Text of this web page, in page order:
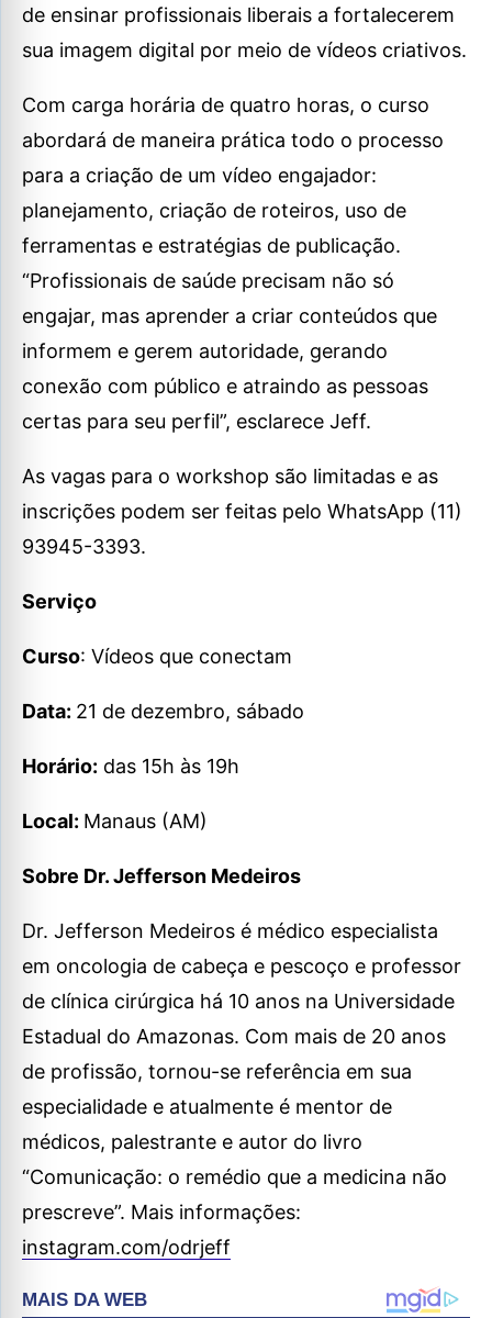
de ensinar profissionais liberais a fortalecerem
sua imagem digital por meio de vídeos criativos.
Com carga horária de quatro horas, o curso
abordará de maneira prática todo o processo
para a criação de um vídeo engajador:
planejamento, criação de roteiros, uso de
ferramentas e estratégias de publicação.
“Profissionais de saúde precisam não só
engajar, mas aprender a criar conteúdos que
informem e gerem autoridade, gerando
conexão com público e atraindo as pessoas
certas para seu perfil”, esclarece Jeff.
As vagas para o workshop são limitadas e as
inscrições podem ser feitas pelo WhatsApp (11)
93945-3393.
Serviço
Curso: Vídeos que conectam
Data: 21 de dezembro, sábado
Horário: das 15h às 19h
Local: Manaus (AM)
Sobre Dr. Jefferson Medeiros
Dr. Jefferson Medeiros é médico especialista
em oncologia de cabeça e pescoço e professor
de clínica cirúrgica há 10 anos na Universidade
Estadual do Amazonas. Com mais de 20 anos
de profissão, tornou-se referência em sua
especialidade e atualmente é mentor de
médicos, palestrante e autor do livro
“Comunicação: o remédio que a medicina não
prescreve”. Mais informações:
instagram.com/odrjeff